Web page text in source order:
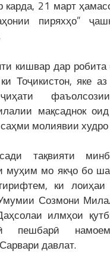
карда, 21 март
пиряхҳо”
кишвар дар робита
Тоҷикистон, яке
мақсаднок
саҳми молиявии худро
тақвияти
муҳим мо якҷо бо
ки лоиҳаи
Созмони
илмҳои
пешбарӣ
давлат.